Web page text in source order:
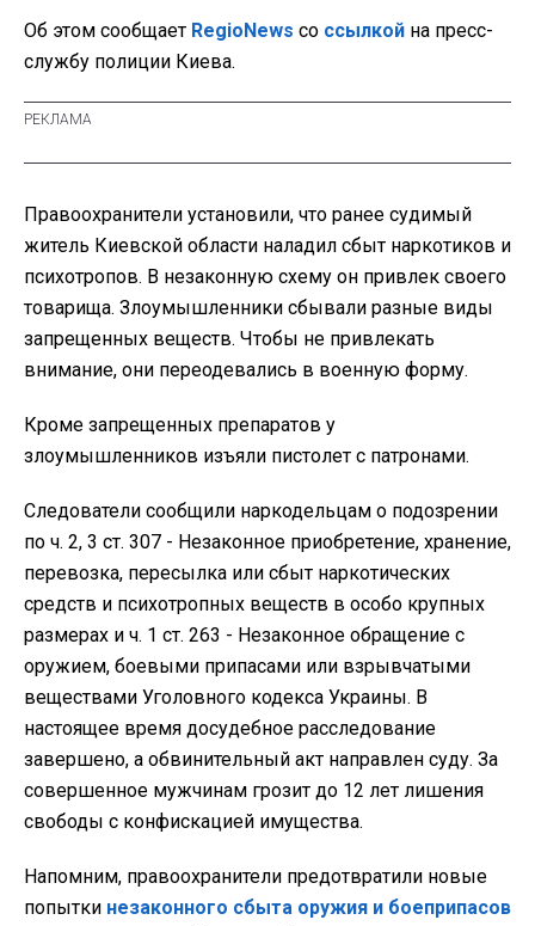
Об этом сообщает RegioNews со ссылкой на пресс-
службу полиции Киева.
Правоохранители установили, что ранее судимый
житель Киевской области наладил сбыт наркотиков и
психотропов. В незаконную схему он привлек своего
товарища. Злоумышленники сбывали разные виды
запрещенных веществ. Чтобы не привлекать
внимание, они переодевались в военную форму.
Кроме запрещенных препаратов у
злоумышленников изъяли пистолет с патронами.
Следователи сообщили наркодельцам о подозрении
по ч. 2, 3 ст. 307 - Незаконное приобретение, хранение,
перевозка, пересылка или сбыт наркотических
средств и психотропных веществ в особо крупных
размерах и ч. 1 ст. 263 - Незаконное обращение с
оружием, боевыми припасами или взрывчатыми
веществами Уголовного кодекса Украины. В
настоящее время досудебное расследование
завершено, а обвинительный акт направлен суду. За
совершенное мужчинам грозит до 12 лет лишения
свободы с конфискацией имущества.
Напомним, правоохранители предотвратили новые
попытки незаконного сбыта оружия и боеприпасов